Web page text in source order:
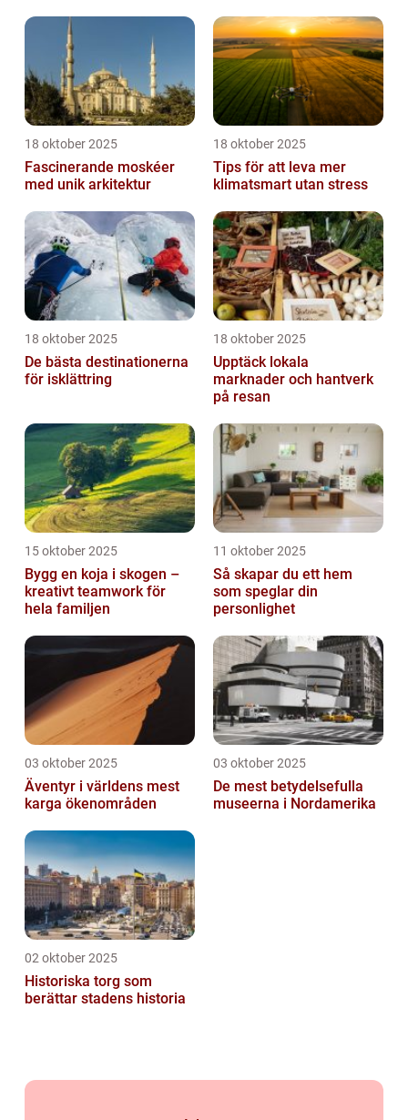
18 oktober 2025
Fascinerande moskéer
med unik arkitektur
18 oktober 2025
Tips för att leva mer
klimatsmart utan stress
18 oktober 2025
De bästa destinationerna
för isklättring
18 oktober 2025
Upptäck lokala
marknader och hantverk
på resan
15 oktober 2025
Bygg en koja i skogen –
kreativt teamwork för
hela familjen
11 oktober 2025
Så skapar du ett hem
som speglar din
personlighet
03 oktober 2025
Äventyr i världens mest
karga ökenområden
03 oktober 2025
De mest betydelsefulla
museerna i Nordamerika
02 oktober 2025
Historiska torg som
berättar stadens historia